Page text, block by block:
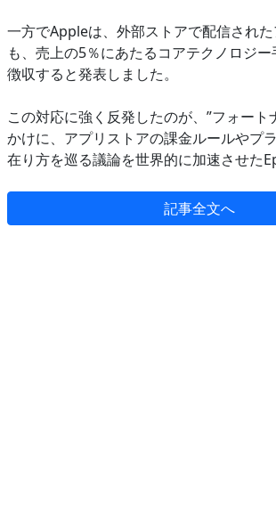
一方でAppleは、外部ストアで配信され
も、売上の5％にあたるコアテクノロジー
徴収すると発表しました。
この対応に強く反発したのが、”フォート
かけに、アプリストアの課金ルールやプ
在り方を巡る議論を世界的に加速させた
記事全文へ